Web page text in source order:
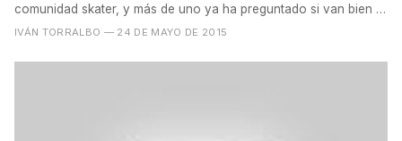
comunidad skater, y más de uno ya ha preguntado si van bien o
no....
IVÁN TORRALBO — 24 DE MAYO DE 2015